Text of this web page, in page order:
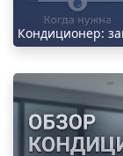
Кондиционер: